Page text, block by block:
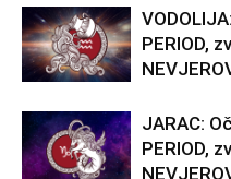
PERIOD,
JARAC:
PERIOD,